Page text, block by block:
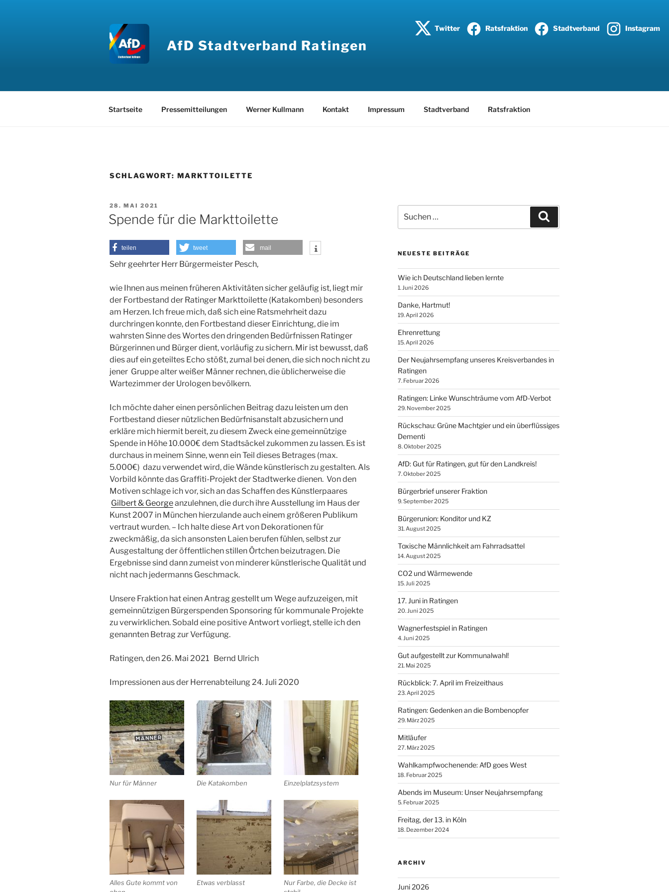
Twitter Ratsfraktion Stadtverband Instagram
AfD Stadtverband Ratingen
Startseite Pressemitteilungen Werner Kullmann Kontakt Impressum Stadtverband Ratsfraktion
SCHLAGWORT: MARKTTOILETTE
VERÖFFENTLICHT
AM
28. MAI 2021
Spende für die Markttoilette
teilen tweet mail
Sehr geehrter Herr Bürgermeister Pesch,
wie Ihnen aus meinen früheren Aktivitäten sicher geläufig ist, liegt mir
der Fortbestand der Ratinger Markttoilette (Katakomben) besonders
am Herzen. Ich freue mich, daß sich eine Ratsmehrheit dazu
durchringen konnte, den Fortbestand dieser Einrichtung, die im
wahrsten Sinne des Wortes den dringenden Bedürfnissen Ratinger
Bürgerinnen und Bürger dient, vorläufig zu sichern. Mir ist bewusst, daß
dies auf ein geteiltes Echo stößt, zumal bei denen, die sich noch nicht zu
jener Gruppe alter weißer Männer rechnen, die üblicherweise die
Wartezimmer der Urologen bevölkern.
Ich möchte daher einen persönlichen Beitrag dazu leisten um den
Fortbestand dieser nützlichen Bedürfnisanstalt abzusichern und
erkläre mich hiermit bereit, zu diesem Zweck eine gemeinnützige
Spende in Höhe 10.000€ dem Stadtsäckel zukommen zu lassen. Es ist
durchaus in meinem Sinne, wenn ein Teil dieses Betrages (max.
5.000€) dazu verwendet wird, die Wände künstlerisch zu gestalten. Als
Vorbild könnte das Graffiti-Projekt der Stadtwerke dienen. Von den
Motiven schlage ich vor, sich an das Schaffen des Künstlerpaares
Gilbert & Georgeanzulehnen, die durch ihre Ausstellung im Haus der
Kunst 2007 in München hierzulande auch einem größeren Publikum
vertraut wurden. – Ich halte diese Art von Dekorationen für
zweckmäßig, da sich ansonsten Laien berufen fühlen, selbst zur
Ausgestaltung der öffentlichen stillen Örtchen beizutragen. Die
Ergebnisse sind dann zumeist von minderer künstlerische Qualität und
nicht nach jedermanns Geschmack.
Unsere Fraktion hat einen Antrag gestellt um Wege aufzuzeigen, mit
gemeinnützigen Bürgerspenden Sponsoring für kommunale Projekte
zu verwirklichen. Sobald eine positive Antwort vorliegt, stelle ich den
genannten Betrag zur Verfügung.
Ratingen, den 26. Mai 2021 Bernd Ulrich
Impressionen aus der Herrenabteilung 24. Juli 2020
Nur für Männer Die Katakomben Einzelplatzsystem
Alles Gute kommt von
Etwas verblasst
Nur Farbe, die Decke ist
nach:
NEUESTE BEITRÄGE
Wie ich Deutschland lieben lernte
1. Juni 2026
Danke, Hartmut!
19. April 2026
Ehrenrettung
15. April 2026
Der Neujahrsempfang unseres Kreisverbandes in
Ratingen
7. Februar 2026
Ratingen: Linke Wunschträume vom AfD-Verbot
29. November 2025
Rückschau: Grüne Machtgier und ein überflüssiges
Dementi
8. Oktober 2025
AfD: Gut für Ratingen, gut für den Landkreis!
7. Oktober 2025
Bürgerbrief unserer Fraktion
9. September 2025
Bürgerunion: Konditor und KZ
31. August 2025
Toxische Männlichkeit am Fahrradsattel
14. August 2025
CO2 und Wärmewende
15. Juli 2025
17. Juni in Ratingen
20. Juni 2025
Wagnerfestspiel in Ratingen
4. Juni 2025
Gut aufgestellt zur Kommunalwahl!
21. Mai 2025
Rückblick: 7. April im Freizeithaus
23. April 2025
Ratingen: Gedenken an die Bombenopfer
29. März 2025
Mitläufer
27. März 2025
Wahlkampfwochenende: AfD goes West
18. Februar 2025
Abends im Museum: Unser Neujahrsempfang
5. Februar 2025
Freitag, der 13. in Köln
18. Dezember 2024
ARCHIV
Juni 2026